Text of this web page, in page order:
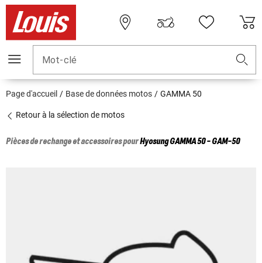
Mot-clé
Page d'accueil Base de données motos GAMMA 50
Retour à la sélection de motos
Pièces de rechange et accessoires pourHyosungGAMMA 50 - GAM-50